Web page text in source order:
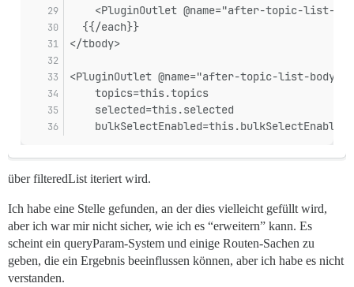
<PluginOutlet @name="after-topic-list-
  {{/each}}
</tbody>
<PluginOutlet @name="after-topic-list-body"
    topics=this.topics
    selected=this.selected
    bulkSelectEnabled=this.bulkSelectEnabled
über filteredList iteriert wird.
Ich habe eine Stelle gefunden, an der dies vielleicht gefüllt wird,
aber ich war mir nicht sicher, wie ich es “erweitern” kann. Es
scheint ein queryParam-System und einige Routen-Sachen zu
geben, die ein Ergebnis beeinflussen können, aber ich habe es nicht
verstanden.